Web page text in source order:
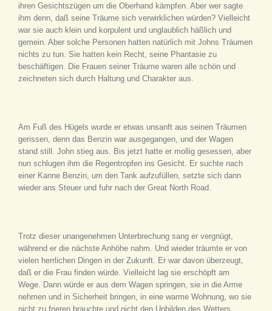
ihren Gesichtszügen um die Oberhand kämpfen. Aber wer sagte
ihm denn, daß seine Träume sich verwirklichen würden? Vielleicht
war sie auch klein und korpulent und unglaublich häßlich und
gemein. Aber solche Personen hatten natürlich mit Johns Träumen
nichts zu tun. Sie hatten kein Recht, seine Phantasie zu
beschäftigen. Die Frauen seiner Träume waren alle schön und
zeichneten sich durch Haltung und Charakter aus.
Am Fuß des Hügels wurde er etwas unsanft aus seinen Träumen
gerissen, denn das Benzin war ausgegangen, und der Wagen
stand still. John stieg aus. Bis jetzt hatte er mollig gesessen, aber
nun schlugen ihm die Regentropfen ins Gesicht. Er suchte nach
einer Kanne Benzin, um den Tank aufzufüllen, setzte sich dann
wieder ans Steuer und fuhr nach der Great North Road.
Trotz dieser unangenehmen Unterbrechung sang er vergnügt,
während er die nächste Anhöhe nahm. Und wieder träumte er von
vielen herrlichen Dingen in der Zukunft. Er war davon überzeugt,
daß er die Frau finden würde. Vielleicht lag sie erschöpft am
Wege. Dann würde er aus dem Wagen springen, sie in die Arme
nehmen und in Sicherheit bringen, in eine warme Wohnung, wo sie
nicht zu frieren brauchte und nicht den Unbilden des Wetters